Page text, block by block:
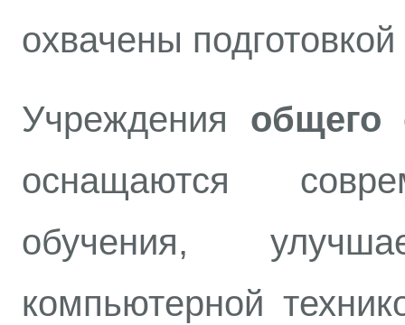
охвачены
Учреждения общего
оснащаются
обучения,
компьютерной